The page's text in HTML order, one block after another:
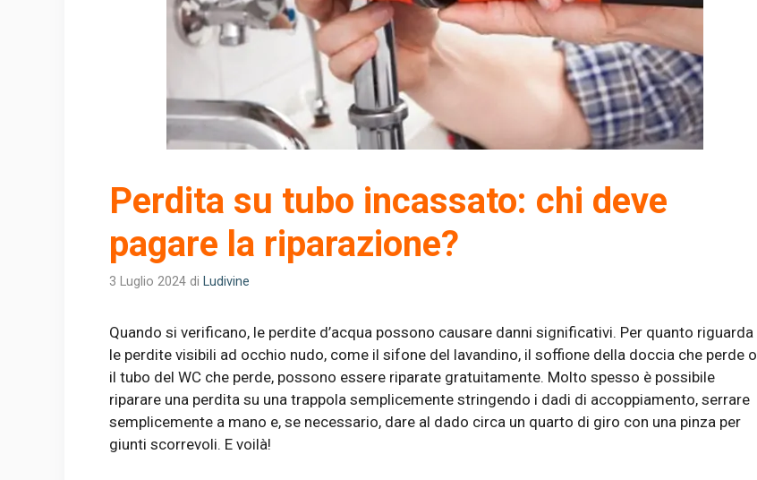
Perdita su tubo incassato: chi deve
pagare la riparazione?
3 Luglio 2024 di Ludivine
Quando si verificano, le perdite d’acqua possono causare danni significativi. Per quanto riguarda
le perdite visibili ad occhio nudo, come il sifone del lavandino, il soffione della doccia che perde o
il tubo del WC che perde, possono essere riparate gratuitamente. Molto spesso è possibile
riparare una perdita su una trappola semplicemente stringendo i dadi di accoppiamento, serrare
semplicemente a mano e, se necessario, dare al dado circa un quarto di giro con una pinza per
giunti scorrevoli. E voilà!